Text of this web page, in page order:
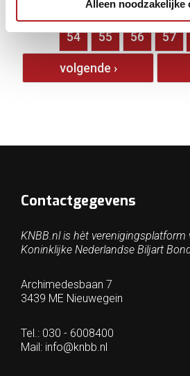
Alleen noodzakelijke
49 50 51
54 55 56 57
volgende ›
Contactgegevens
KNBB.nl is hèt verenigingsplatform
Koninklijke Nederlandse Biljart
Archimedesbaan 7
3439 ME Nieuwegein
Tel.: 030 - 6008400
Mail: info@knbb.nl